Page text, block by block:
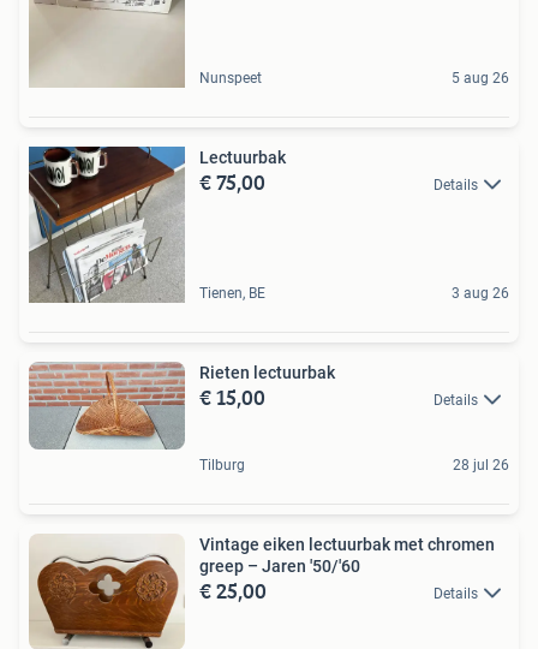
Nunspeet 5 aug 26
Lectuurbak
€ 75,00 Details
Tienen, BE 3 aug 26
Rieten lectuurbak
€ 15,00 Details
Tilburg 28 jul 26
Vintage eiken lectuurbak met chromen
greep – Jaren '50/'60
€ 25,00 Details